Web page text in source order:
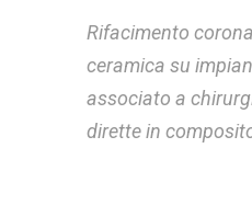
Rifacimento
ceramica su
associato a
dirette in